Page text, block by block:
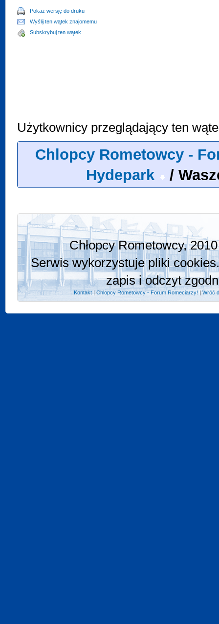
Pokaż wersję do druku
Wyślij ten wątek znajomemu
Subskrybuj ten wątek
Użytkownicy przeglądający ten
Chlopcy Rometowcy -
Hydepark
/
Chłopcy Rometowcy,
Serwis wykorzystuje pliki
zapis i odczyt
Kontakt|Chlopcy Rometowcy - Forum Romeciarzy! |Wróć